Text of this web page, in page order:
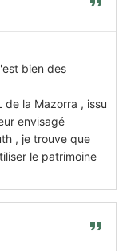
bien des
la Mazorra , issu
envisagé
, je trouve que
le patrimoine